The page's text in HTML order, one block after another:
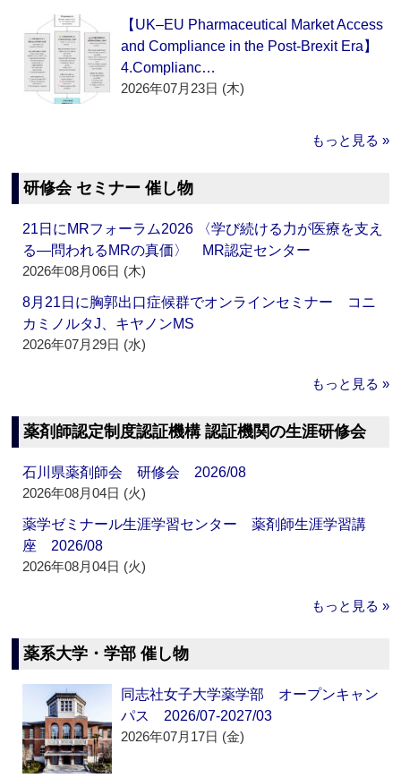
【UK–EU Pharmaceutical Market Access
and Compliance in the Post-Brexit Era】
4.Complianc…
2026年07月23日 (木)
もっと見る »
研修会 セミナー 催し物
21日にMRフォーラム2026 〈学び続ける力が医療を支え
る―問われるMRの真価〉 MR認定センター
2026年08月06日 (木)
8月21日に胸郭出口症候群でオンラインセミナー コニ
カミノルタJ、キヤノンMS
2026年07月29日 (水)
もっと見る »
薬剤師認定制度認証機構 認証機関の生涯研修会
石川県薬剤師会 研修会 2026/08
2026年08月04日 (火)
薬学ゼミナール生涯学習センター 薬剤師生涯学習講
座 2026/08
2026年08月04日 (火)
もっと見る »
薬系大学・学部 催し物
同志社女子大学薬学部 オープンキャン
パス 2026/07-2027/03
2026年07月17日 (金)